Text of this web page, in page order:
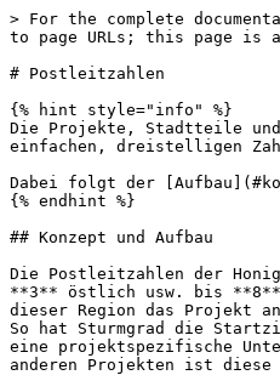
> For the complete
to page URLs; this page is
# Postleitzahlen
{% hint style="info" %}
Die Projekte, Stadtteile
einfachen, dreistelligen
Dabei folgt der
{% endhint %}
## Konzept und Aufbau
Die Postleitzahlen der
**3** östlich usw. bis
dieser Region das Projekt
So hat Sturmgrad die
eine projektspezifische
anderen Projekten ist